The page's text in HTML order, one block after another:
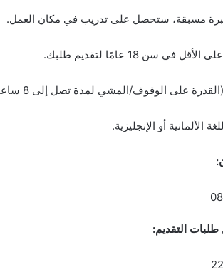
مسبقة، ستحصل على تدريب في مكان العمل.
سن 18 عامًا لتقديم طلبك.
الوقوف/المشي لمدة تصل إلى 8 ساعات، رفع حد أقصى يبلغ 15 كيلوجرامًا).
الألمانية أو الإنجليزية.
طلبات التقديم: